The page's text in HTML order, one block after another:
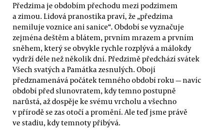
Předzima je obdobím přechodu mezi podzimem
a zimou. Lidová pranostika praví, že „předzima
nemiluje voznice ani sanice“. Období se vyznačuje
zejména deštěm a blátem, prvním mrazem a prvním
sněhem, který se obvykle rychle rozplývá a málokdy
vydrží déle než několik dní. Předzimě předchází svátek
Všech svatých a Památka zesnulých. Obojí
předznamenává počátek temného období roku — navíc
období před slunovratem, kdy temno postupně
narůstá, až dospěje ke svému vrcholu a všechno
v přírodě se zas otočí a promění. Ale teď jsme právě
ve stadiu, kdy temnoty přibývá.